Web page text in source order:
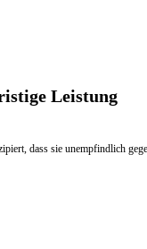
Leistung
dass sie unempfindlich